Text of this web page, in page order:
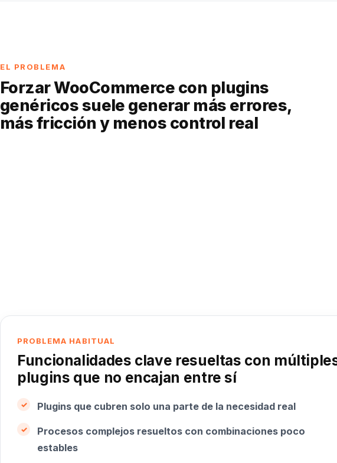
EL PROBLEMA
Forzar WooCommerce con plugins
genéricos suele generar más errores,
más fricción y menos control real
PROBLEMA HABITUAL
Funcionalidades clave resueltas con
plugins que no encajan entre sí
Plugins que cubren solo una parte de la necesidad real
Procesos complejos resueltos con combinaciones poco
estables